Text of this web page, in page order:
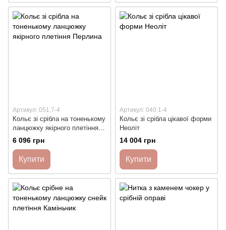
Артикул: 051.7-4
Кольє зі срібла на тоненькому
ланцюжку якірного плетіння
Перлина
6 096 грн
Купити
Артикул: 040.1-4
Кольє зі срібла цікавої форми
Неоліт
14 004 грн
Купити